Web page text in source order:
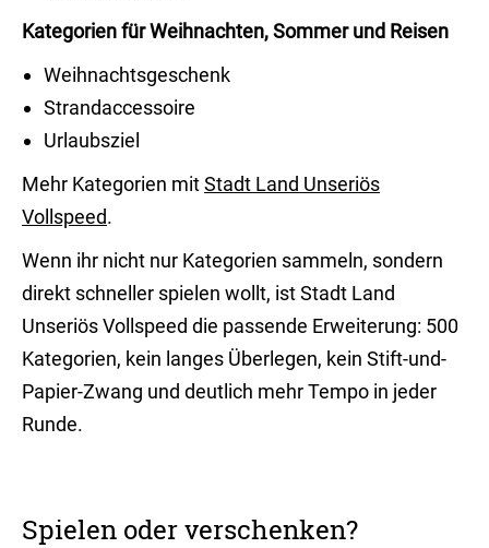
Kategorien für Weihnachten, Sommer und Reisen
Weihnachtsgeschenk
Strandaccessoire
Urlaubsziel
Mehr Kategorien mitStadt Land Unseriös
Vollspeed.
Wenn ihr nicht nur Kategorien sammeln, sondern
direkt schneller spielen wollt, ist Stadt Land
Unseriös Vollspeed die passende Erweiterung: 500
Kategorien, kein langes Überlegen, kein Stift-und-
Papier-Zwang und deutlich mehr Tempo in jeder
Runde.
Spielen oder verschenken?